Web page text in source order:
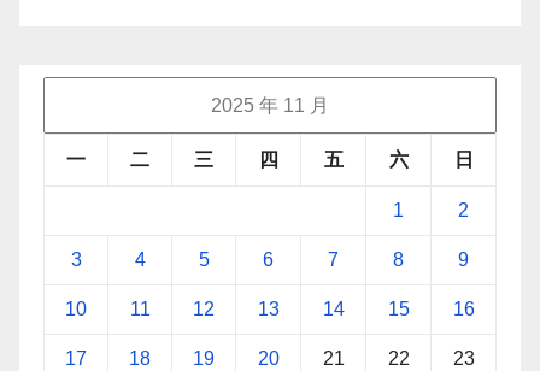
2025 年 11 月
一 二 三 四 五 六 日
1 2
3 4 5 6 7 8 9
10 11 12 13 14 15 16
17 18 19 20 21 22 23